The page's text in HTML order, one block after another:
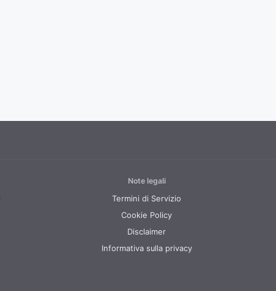
Note legali
Termini di Servizio
Cookie Policy
Disclaimer
Informativa sulla privacy